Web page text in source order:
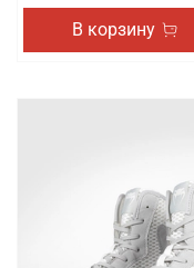
В корзину